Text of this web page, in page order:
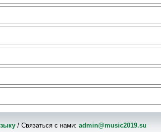
/ Связаться с нами: admin@music2019.su